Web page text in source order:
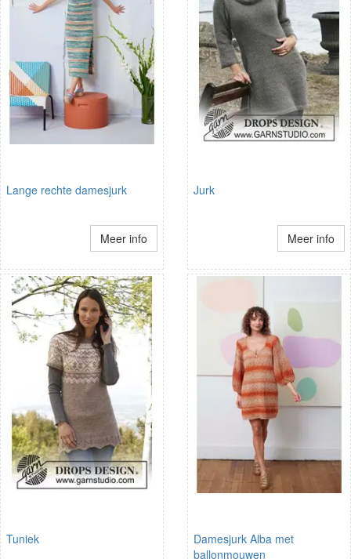
Lange rechte damesjurk
Meer info
Jurk
Meer info
Tuniek
Damesjurk Alba met
ballonmouwen